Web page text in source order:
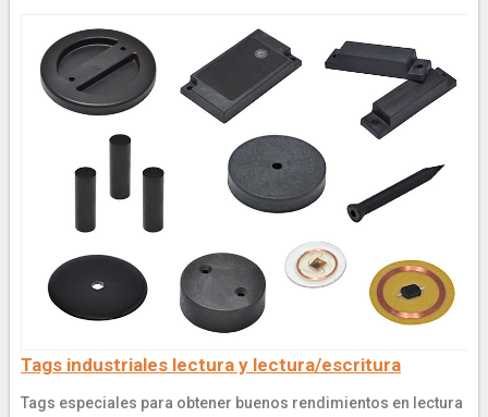
Tags industriales lectura y lectura/escritura
Tags especiales para obtener buenos rendimientos en lectura